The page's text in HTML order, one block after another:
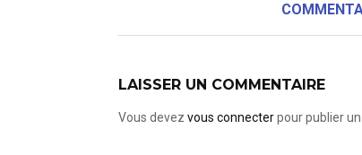
LAISSER UN COMMENTAIRE
Vous devez vous connecterpour publier